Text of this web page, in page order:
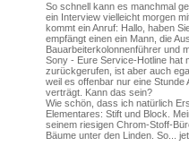
So schnell kann es manchmal
ein Interview vielleicht morgen
kommt ein Anruf: Hallo, haben
empfängt einen ein Mann, die
Bauarbeiterkolonnenführer und
Sony - Eure Service-Hotline hat
zurückgerufen, ist aber auch
weil es offenbar nur eine Stunde
verträgt. Kann das sein?
Wie schön, dass ich natürlich
Elementares: Stift und Block.
seinem riesigen Chrom-Stoff-
Bäume unter den Linden. So...